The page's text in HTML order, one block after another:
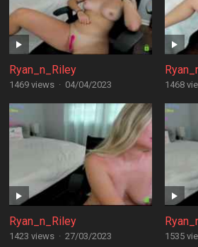
Ryan_n_Riley
1469 views · 04/04/2023 1468
Ryan_n_Riley
1423 views · 27/03/2023 1535